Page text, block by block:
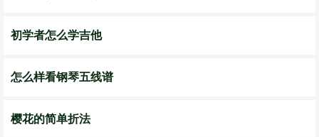
初学者怎么学吉他
怎么样看钢琴五线谱
樱花的简单折法